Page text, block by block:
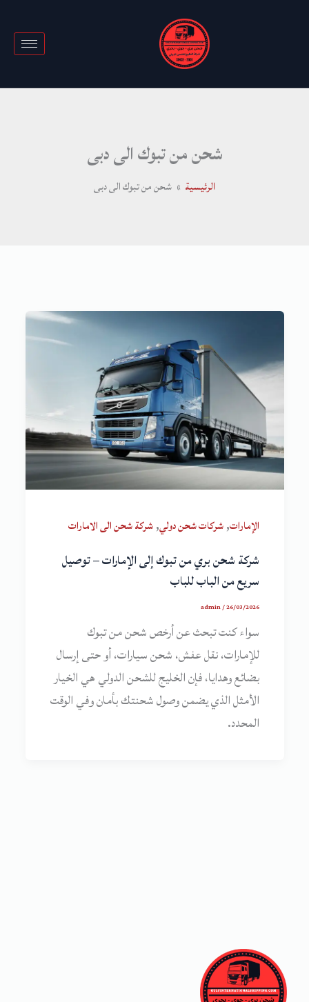
شحن من تبوك الى دبى
الرئيسية شحن من تبوك الى دبى
الإمارات,شركات شحن دولي,شركة شحن الى الامارات
شركة شحن بري من تبوك إلى الإمارات – توصيل
سريع من الباب للباب
admin/26/03/2026
سواء كنت تبحث عن أرخص شحن من تبوك
للإمارات، نقل عفش، شحن سيارات، أو حتى إرسال
بضائع وهدايا، فإن الخليج للشحن الدولي هي الخيار
الأمثل الذي يضمن وصول شحنتك بأمان وفي الوقت
المحدد.